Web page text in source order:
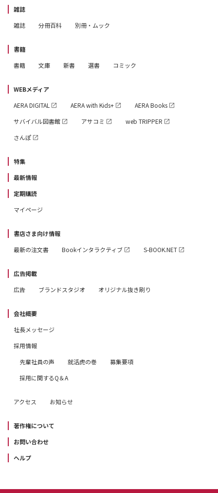
雑誌
雑誌
分冊百科 別冊・ムック
書籍
書籍
文庫 新書 選書 コミック
WEBメディア
AERA DIGITAL
AERA with Kids+
AERA Books
サバイバル図書館
アサコミ
web TRIPPER
さんぽ
特集
最新情報
定期購読
マイページ
書店さま向け情報
最新の注文書
Bookインタラクティブ S-BOOK.NET
広告掲載
広告
ブランドスタジオ オリジナル抜き刷り
会社概要
社長メッセージ
採用情報
先輩社員の声
就活虎の巻
募集要項
採用に関するQ＆A
アクセス お知らせ
著作権について
お問い合わせ
ヘルプ